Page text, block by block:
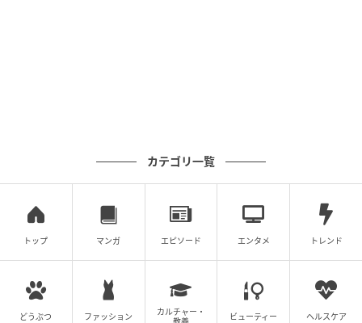
た子どもに何かを渡してしまっているかもしれませ
ん。
朝倉さん：母であることも、母でないことも辛い。妻
であることも、妻でないことも辛い。結局、どっちで
も辛いんだと思うんです。どの立場にいても、何かし
ら「こうじゃなければ」って目線がある。母なら母で
「ちゃんとできているか」って測られるし、母でなけ
カテゴリ一覧
トップ マンガ エピソード エンタメ トレンド
どうぶつ ファッション
カルチャー・
ビューティー ヘルスケア